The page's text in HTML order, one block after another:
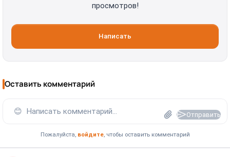
просмотров!
Написать
Оставить комментарий
😊 Написать комментарий... Отправить
Пожалуйста, войдите, чтобы оставить комментарий